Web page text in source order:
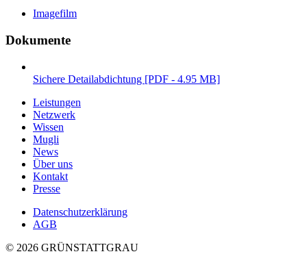
Imagefilm
Dokumente
Sichere Detailabdichtung [PDF - 4.95 MB]
Leistungen
Netzwerk
Wissen
Mugli
News
Über uns
Kontakt
Presse
Datenschutzerklärung
AGB
© 2026 GRÜNSTATTGRAU